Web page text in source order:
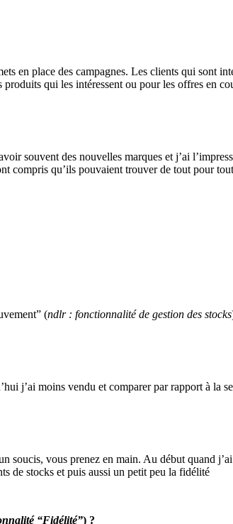
en place des campagnes. Les clients qui sont
qui les intéressent ou pour les offres en
souvent des nouvelles marques et j’ai
compris qu’ils pouvaient trouver de tout pour
(ndlr : fonctionnalité de gestion des stocks
j’ai moins vendu et comparer par rapport à la
vous prenez en main. Au début quand
de stocks et puis aussi un petit peu la fidélité
“Fidélité”) ?